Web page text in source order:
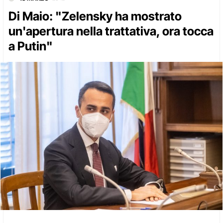
Di Maio: "Zelensky ha mostrato
un'apertura nella trattativa, ora tocca
a Putin"